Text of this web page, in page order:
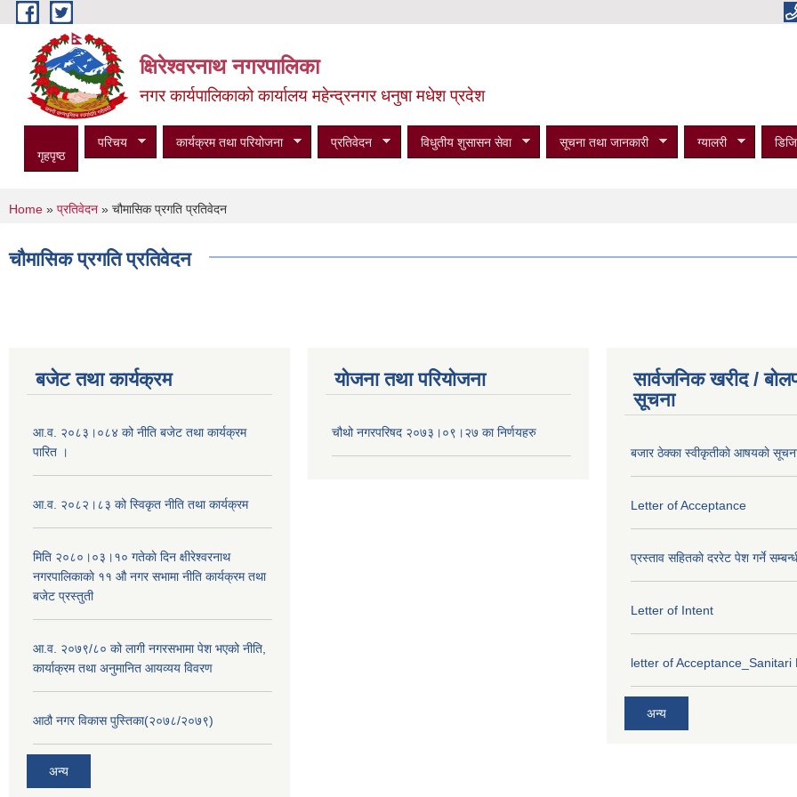
Skip to main content
क्षिरेश्वरनाथ नगरपालिका
नगर कार्यपालिकाको कार्यालय महेन्द्रनगर धनुषा मधेश प्रदेश
गृहपृष्ठ
परिचय कार्यक्रम तथा परियोजना प्रतिवेदन विधुतीय शुसासन सेवा सूचना तथा जानकारी ग्यालरी
You are here
Home » प्रतिवेदन » चौमासिक प्रगति प्रतिवेदन
चौमासिक प्रगति प्रतिवेदन
बजेट तथा कार्यक्रम
आ.व. २०८३।०८४ को नीति बजेट तथा कार्यक्रम
पारित ।
आ.व. २०८२।८३ को स्विकृत नीति तथा कार्यक्रम
मिति २०८०।०३।१० गतेकाे दिन क्षीरेश्वरनाथ
नगरपालिकाकाे ११ ‍औ नगर सभामा नीति कार्यक्रम तथा
बजेट प्रस्तुती
आ.व. २०७९/८० को लागी नगरसभामा पेश भएको नीति,
कार्याक्रम तथा अनुमानित आयव्यय विवरण
आठौ नगर विकास पुस्तिका(२०७८/२०७९)
अन्य
योजना तथा परियोजना
चौथो नगरपरिषद २०७३।०९।२७ का निर्णयहरु
सार्वजनिक खरीद /
सूचना
बजार ठेक्का स्वीकृतीकाे आषयकाे
Letter of Acceptance
प्रस्ताव सहितकाे दररेट पेश गर्ने
Letter of Intent
letter of Acceptance_Sanitari
अन्य